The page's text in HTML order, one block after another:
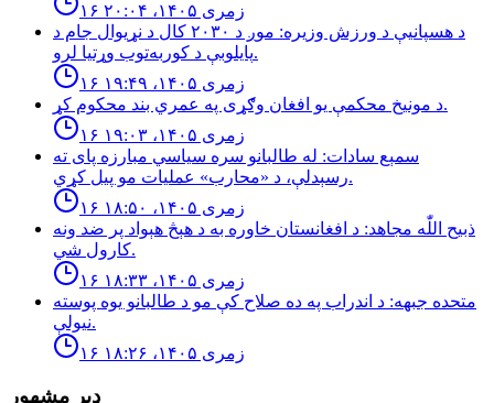
۱۶ زمری ۱۴۰۵، ۲۰:۰۴
د هسپانیې د ورزش وزیره: موږ د ۲۰۳۰ کال د نړیوال جام د
پایلوبې د کوربه‌توب وړتیا لرو.
۱۶ زمری ۱۴۰۵، ۱۹:۴۹
د مونیخ محکمې یو افغان وګړی په عمري بند محکوم کړ.
۱۶ زمری ۱۴۰۵، ۱۹:۰۳
سمېع سادات: له طالبانو سره سياسي مبارزه پاى ته
رسېدلې، د «محارب» عمليات مو پيل كړي.
۱۶ زمری ۱۴۰۵، ۱۸:۵۰
ذبيح اللّٰه مجاهد: د افغانستان خاوره به د هېڅ هېواد پر ضد ونه
كارول شي.
۱۶ زمری ۱۴۰۵، ۱۸:۳۳
متحده جبهه: د اندراب په ده صلاح كې مو د طالبانو يوه پوسته
نيولې.
۱۶ زمری ۱۴۰۵، ۱۸:۲۶
ډېر مشهور